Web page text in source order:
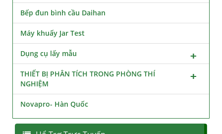
Bếp đun bình cầu Daihan
Máy khuấy Jar Test
Dụng cụ lấy mẫu
THIẾT BỊ PHÂN TÍCH TRONG PHÒNG THÍ
NGHIỆM
Novapro- Hàn Quốc